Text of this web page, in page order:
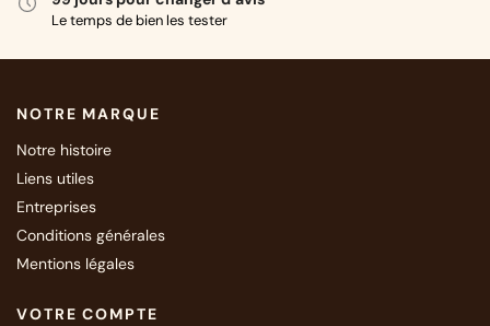
Le temps de bien les tester
NOTRE MARQUE
Notre histoire
Liens utiles
Entreprises
Conditions générales
Mentions légales
VOTRE COMPTE